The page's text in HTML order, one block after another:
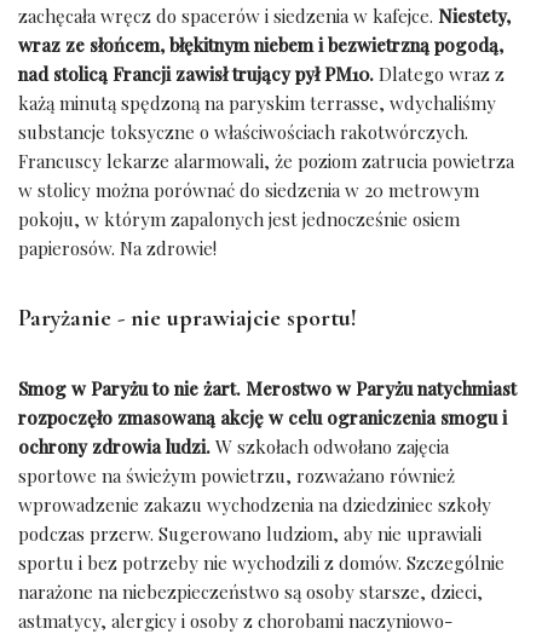
zachęcała wręcz do spacerów i siedzenia w kafejce. Niestety,
wraz ze słońcem, błękitnym niebem i bezwietrzną pogodą,
nad stolicą Francji zawisł trujący pył PM10. Dlatego wraz z
każą minutą spędzoną na paryskim terrasse, wdychaliśmy
substancje toksyczne o właściwościach rakotwórczych.
Francuscy lekarze alarmowali, że poziom zatrucia powietrza
w stolicy można porównać do siedzenia w 20 metrowym
pokoju, w którym zapalonych jest jednocześnie osiem
papierosów. Na zdrowie!
Paryżanie - nie uprawiajcie sportu!
Smog w Paryżu to nie żart. Merostwo w Paryżu natychmiast
rozpoczęło zmasowaną akcję w celu ograniczenia smogu i
ochrony zdrowia ludzi. W szkołach odwołano zajęcia
sportowe na świeżym powietrzu, rozważano również
wprowadzenie zakazu wychodzenia na dziedziniec szkoły
podczas przerw. Sugerowano ludziom, aby nie uprawiali
sportu i bez potrzeby nie wychodzili z domów. Szczególnie
narażone na niebezpieczeństwo są osoby starsze, dzieci,
astmatycy, alergicy i osoby z chorobami naczyniowo-